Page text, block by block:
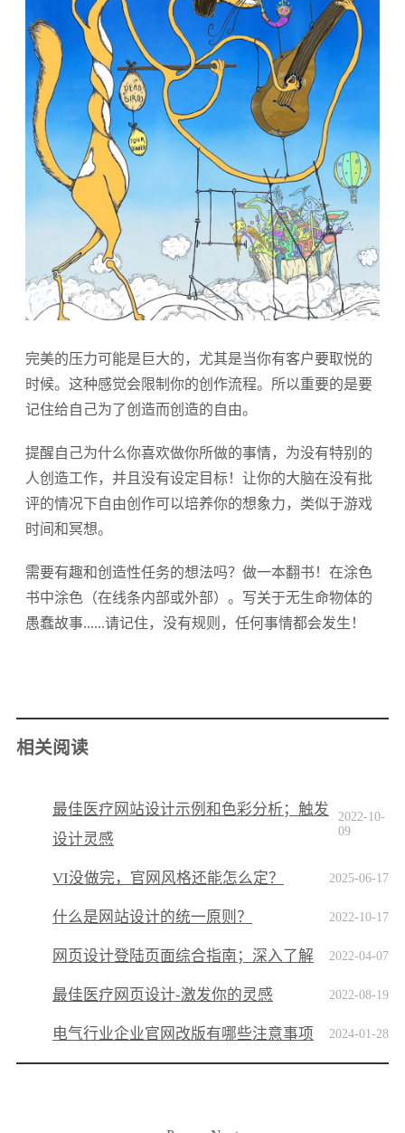
完美的压力可能是巨大的，尤其是当你有客户要取悦的
时候。这种感觉会限制你的创作流程。所以重要的是要
记住给自己为了创造而创造的自由。
提醒自己为什么你喜欢做你所做的事情，为没有特别的
人创造工作，并且没有设定目标！让你的大脑在没有批
评的情况下自由创作可以培养你的想象力，类似于游戏
时间和冥想。
需要有趣和创造性任务的想法吗？做一本翻书！在涂色
书中涂色（在线条内部或外部）。写关于无生命物体的
愚蠢故事......请记住，没有规则，任何事情都会发生！
相关阅读
最佳医疗网站设计示例和色彩分析；触发
设计灵感
2022-10-
09
VI没做完，官网风格还能怎么定？ 2025-06-17
什么是网站设计的统一原则？ 2022-10-17
网页设计登陆页面综合指南；深入了解 2022-04-07
最佳医疗网页设计-激发你的灵感 2022-08-19
电气行业企业官网改版有哪些注意事项 2024-01-28